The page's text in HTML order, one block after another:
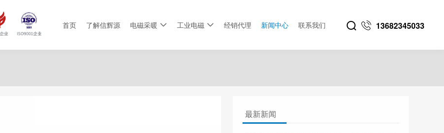
首页 了解信辉源 电磁采暖 工业电磁 经销代理 新闻中心 联系我们 13682345033
最新新闻